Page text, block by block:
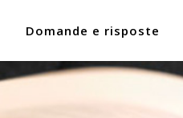
Domande e risposte